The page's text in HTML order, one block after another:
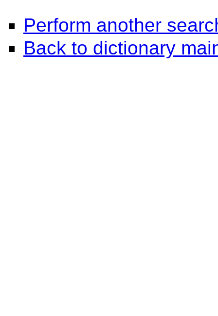
Perform another
Back to dictionary